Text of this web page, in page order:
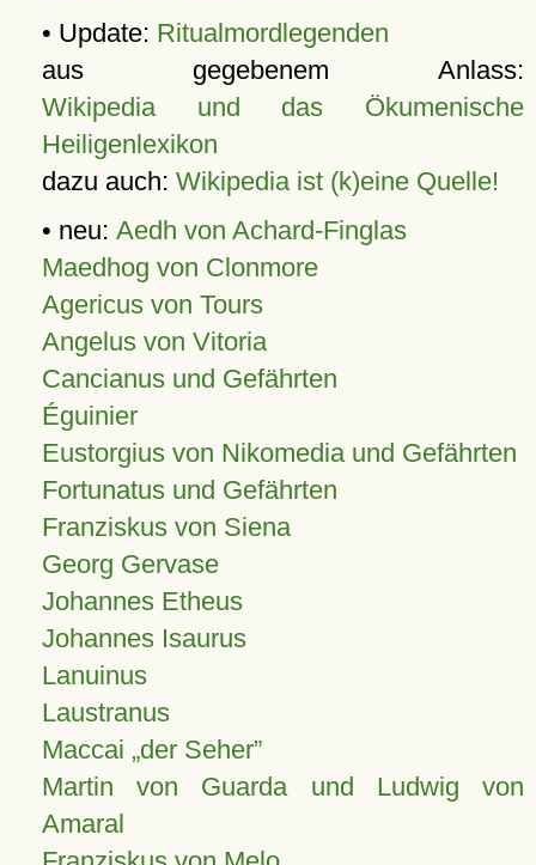
• Update: Ritualmordlegenden
aus gegebenem Anlass:
Wikipedia und das Ökumenische
Heiligenlexikon
dazu auch: Wikipedia ist (k)eine Quelle!
• neu: Aedh von Achard-Finglas
Maedhog von Clonmore
Agericus von Tours
Angelus von Vitoria
Cancianus und Gefährten
Éguinier
Eustorgius von Nikomedia und Gefährten
Fortunatus und Gefährten
Franziskus von Siena
Georg Gervase
Johannes Etheus
Johannes Isaurus
Lanuinus
Laustranus
Maccai „der Seher”
Martin von Guarda und Ludwig von
Amaral